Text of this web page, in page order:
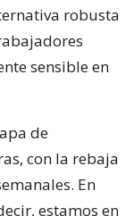
robusta
sensible en
de
con la rebaja
En
estamos en